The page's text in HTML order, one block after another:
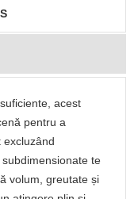
acest
pentru a
excluzând
te
volum, greutate și